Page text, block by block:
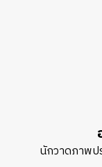
นักวาดภาพป